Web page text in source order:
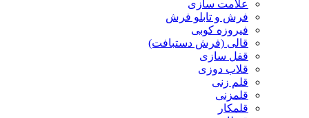
علامت سازی
فرش و تابلو فرش
فیروزه کوبی
قالی (فرش دستبافت)
قفل سازی
قلاب دوزی
قلم زنی
قلمزنی
قلمکار